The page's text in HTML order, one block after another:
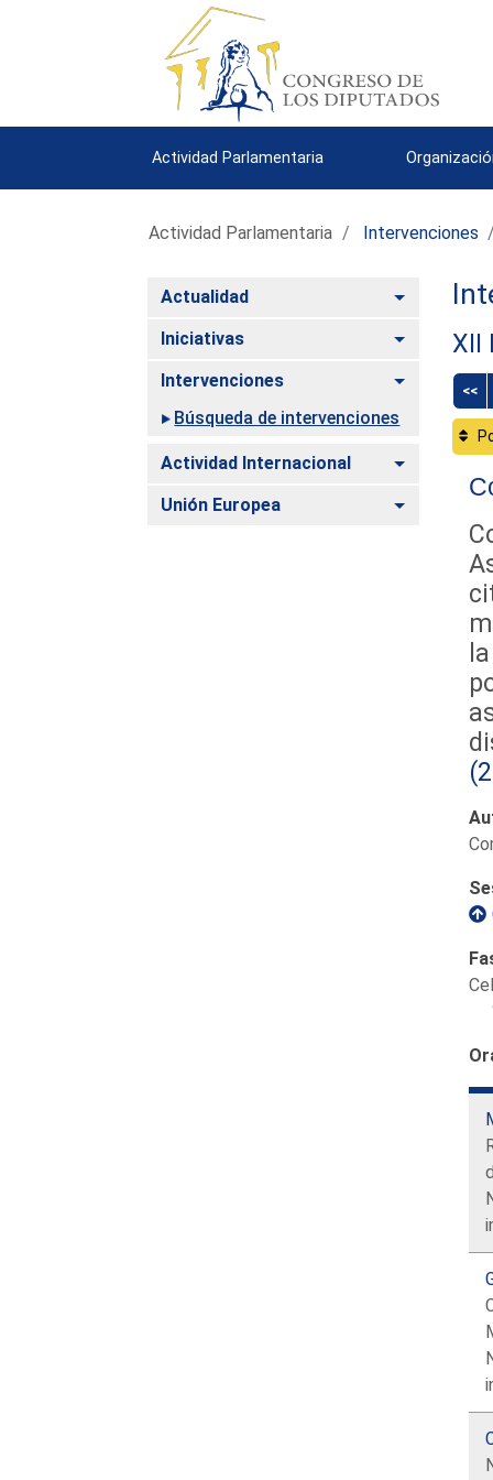
Actividad Parlamentaria
Actividad Parlamentaria Intervenciones
Actualidad Alternar
Iniciativas Alternar
Intervenciones
Alternar
Búsqueda de intervenciones
Actividad Internacional Alternar
Unión Europea Alternar
XII
<<